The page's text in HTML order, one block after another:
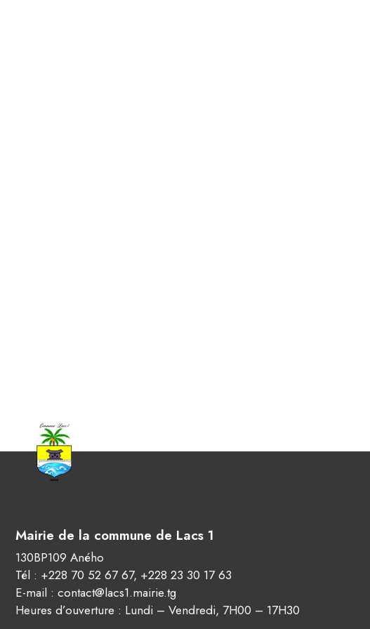
Mairie de la commune de Lacs 1
130BP109 Aného
Tél : +228 70 52 67 67, +228 23 30 17 63
E-mail : contact@lacs1.mairie.tg
Heures d’ouverture : Lundi – Vendredi, 7H00 – 17H30